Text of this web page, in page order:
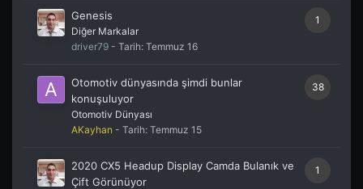
1
Genesis
Diğer Markalar
driver79 - Tarih: Temmuz 16
38
Otomotiv dünyasında şimdi bunlar
konuşuluyor
Otomotiv Dünyası
AKayhan - Tarih: Temmuz 15
1
2020 CX5 Headup Display Camda Bulanık ve
Çift Görünüyor